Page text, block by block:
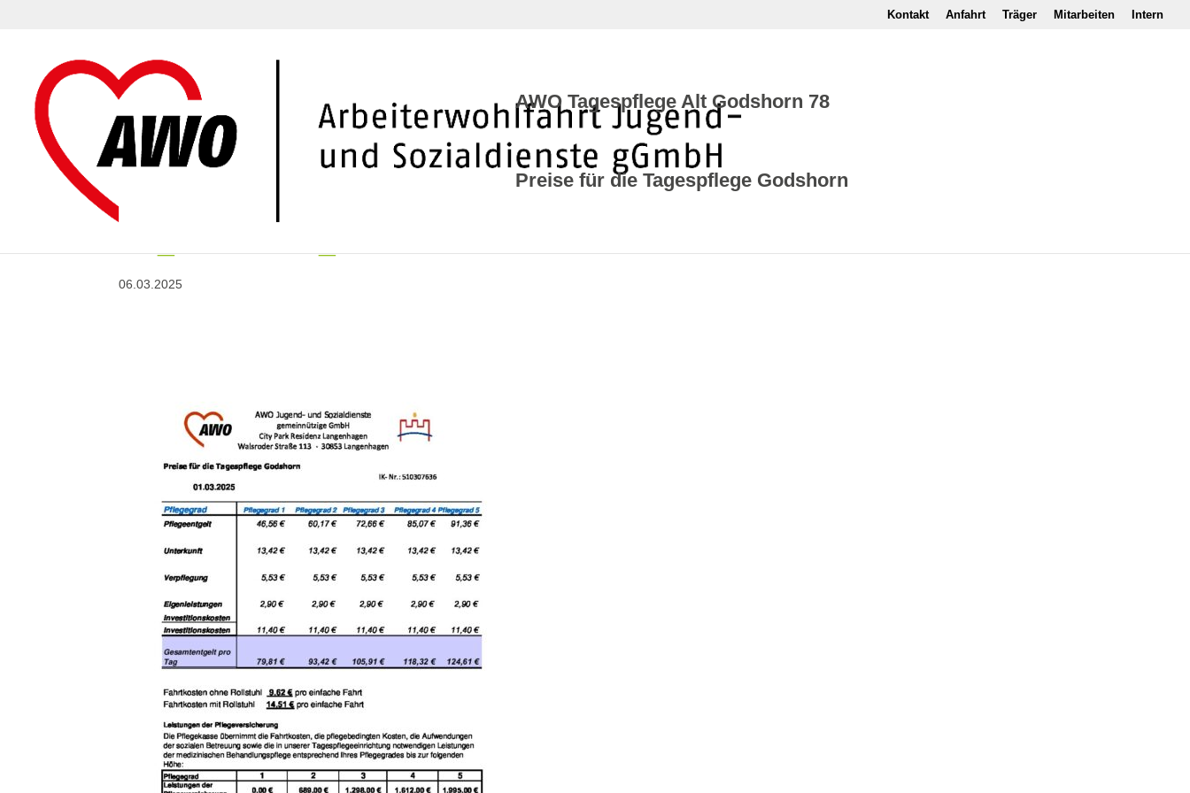
Kontakt Anfahrt Träger Mitarbeiten Intern
AWO Tagespflege Alt Godshorn 78
Preise für die Tagespflege Godshorn
06.03.2025